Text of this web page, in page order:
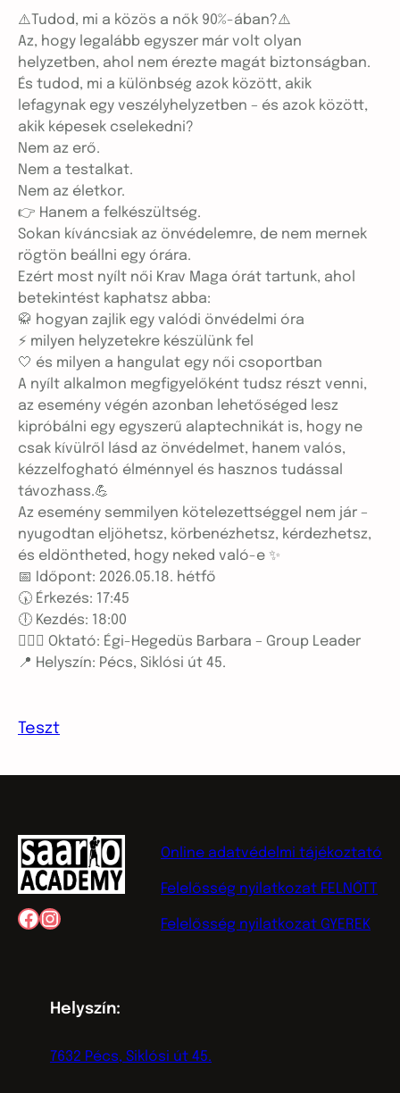
⚠️Tudod, mi a közös a nők 90%-ában?⚠️
Az, hogy legalább egyszer már volt olyan
helyzetben, ahol nem érezte magát biztonságban.
És tudod, mi a különbség azok között, akik
lefagynak egy veszélyhelyzetben – és azok között,
akik képesek cselekedni?
Nem az erő.
Nem a testalkat.
Nem az életkor.
👉 Hanem a felkészültség.
Sokan kíváncsiak az önvédelemre, de nem mernek
rögtön beállni egy órára.
Ezért most nyílt női Krav Maga órát tartunk, ahol
betekintést kaphatsz abba:
🥋 hogyan zajlik egy valódi önvédelmi óra
⚡ milyen helyzetekre készülünk fel
🤍 és milyen a hangulat egy női csoportban
A nyílt alkalmon megfigyelőként tudsz részt venni,
az esemény végén azonban lehetőséged lesz
kipróbálni egy egyszerű alaptechnikát is, hogy ne
csak kívülről lásd az önvédelmet, hanem valós,
kézzelfogható élménnyel és hasznos tudással
távozhass.💪
Az esemény semmilyen kötelezettséggel nem jár –
nyugodtan eljöhetsz, körbenézhetsz, kérdezhetsz,
és eldöntheted, hogy neked való-e ✨
📅 Időpont: 2026.05.18. hétfő
🕠 Érkezés: 17:45
🕕 Kezdés: 18:00
🙋🏼‍♀️ Oktató: Égi-Hegedüs Barbara – Group Leader
📍 Helyszín: Pécs, Siklósi út 45.
Teszt
Facebook
Instagram
Online adatvédelmi tájékoztató
Felelősség nyilatkozat FELNŐTT
Felelősség nyilatkozat GYEREK
Helyszín:
7632 Pécs, Siklósi út 45.